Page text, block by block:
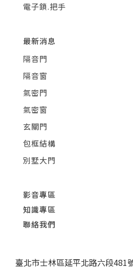
電子鎖.把手
最新消息
隔音門
隔音窗
氣密門
氣密窗
玄關門
包框結構
別墅大門
影音專區
知識專區
聯絡我們
臺北市士林區延平北路六段481